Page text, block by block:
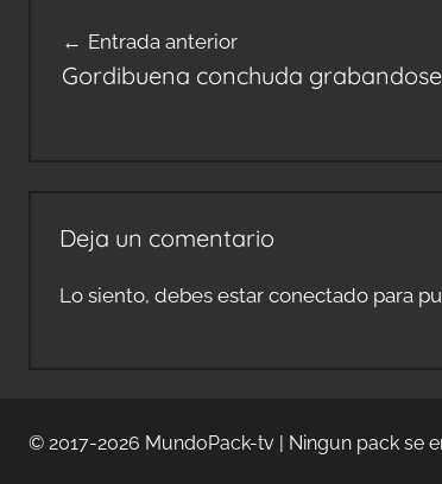
de
entradas
Entrada anterior
Gordibuena conchuda grabandose
Deja un comentario
Lo siento, debes estar conectado para
© 2017-2026 MundoPack-tv | Ningun pack se